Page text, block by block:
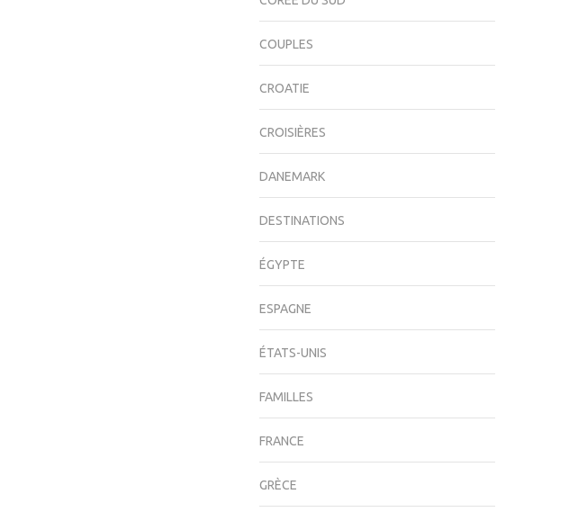
COUPLES
CROATIE
CROISIÈRES
DANEMARK
DESTINATIONS
ÉGYPTE
ESPAGNE
ÉTATS-UNIS
FAMILLES
FRANCE
GRÈCE